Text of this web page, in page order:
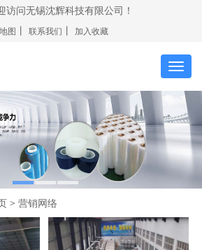
访问无锡沈辉科技有限公司！
图 丨 联系我们 丨 加入收藏
切
换
导
航
> 营销网络